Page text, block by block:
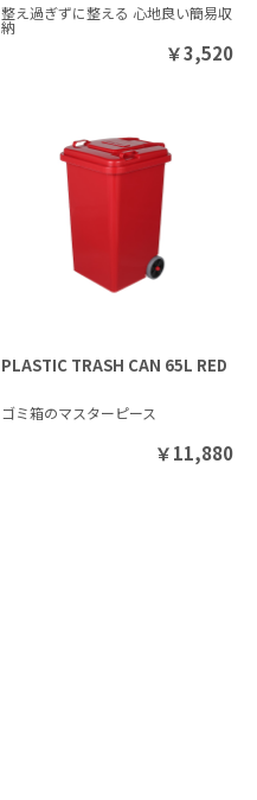
整え過ぎずに整える 心地良い簡易収
納
￥3,520
PLASTIC TRASH CAN 65L RED
ゴミ箱のマスターピース
￥11,880